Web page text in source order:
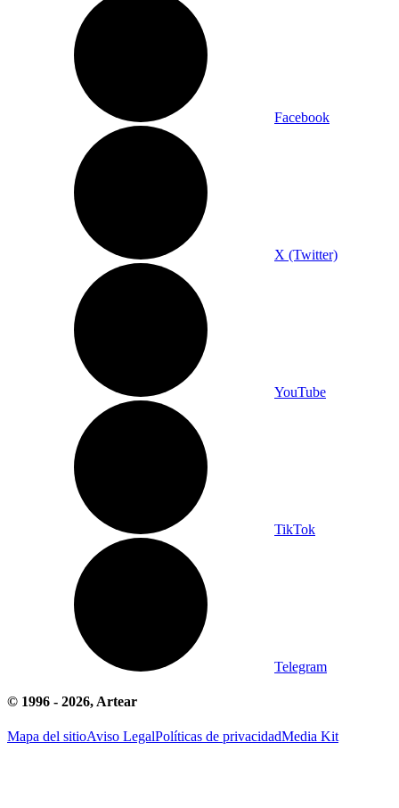
Facebook
X (Twitter)
YouTube
TikTok
Telegram
© 1996 - 2026, Artear
Mapa del sitioAviso LegalPolíticas de privacidadMedia Kit